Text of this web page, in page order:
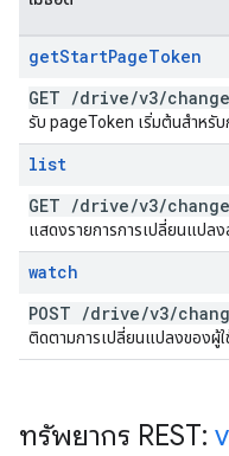
getStartPageToken
GET /drive/v3/
รับ pageToken เริ่มต้นสำหรั
list
GET /drive/v3/
แสดงรายการการเปลี่ยนแปล
watch
POST /drive/v3/
ติดตามการเปลี่ยนแปลงของผู้ใ
ทรัพยากร REST: